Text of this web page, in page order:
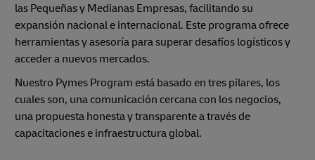
#ConsejosPymes
las Pequeñas y Medianas Empresas, facilitando su
expansión nacional e internacional. Este programa ofrece
herramientas y asesoría para superar desafíos logísticos y
acceder a nuevos mercados.
Nuestro Pymes Program está basado en tres pilares, los
cuales son, una comunicación cercana con los negocios,
una propuesta honesta y transparente a través de
capacitaciones e infraestructura global.